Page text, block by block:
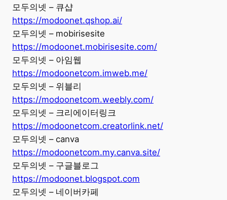
모두의넷 – 큐샵
https://modoonet.qshop.ai/
모두의넷 – mobirisesite
https://modoonet.mobirisesite.com/
모두의넷 – 아임웹
https://modoonetcom.imweb.me/
모두의넷 – 위블리
https://modoonetcom.weebly.com/
모두의넷 – 크리에이터링크
https://modoonetcom.creatorlink.net/
모두의넷 – canva
https://modoonetcom.my.canva.site/
모두의넷 – 구글블로그
https://modoonet.blogspot.com
모두의넷 – 네이버카페